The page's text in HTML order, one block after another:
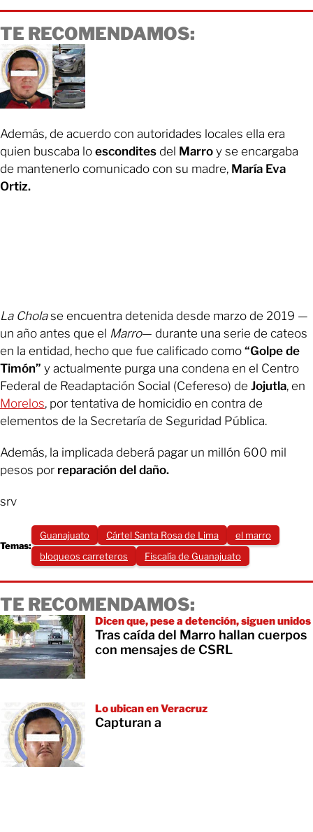
TE RECOMENDAMOS:
Además, de acuerdo con autoridades locales ella era
quien buscaba lo escondites del Marro y se encargaba
de mantenerlo comunicado con su madre, María Eva
Ortiz.
La Cholase encuentra detenida desde marzo de 2019 —
un año antes que el Marro— durante una serie de cateos
en la entidad, hecho que fue calificado como “Golpe de
Timón” y actualmente purga una condena en el Centro
Federal de Readaptación Social (Cefereso) de Jojutla, en
Morelos, por tentativa de homicidio en contra de
elementos de la Secretaría de Seguridad Pública.
Además, la implicada deberá pagar un millón 600 mil
pesos por reparación del daño.
srv
Temas:
Guanajuato Cártel Santa Rosa de Lima
el marro
bloqueos carreteros
Fiscalía de Guanajuato
TE RECOMENDAMOS:
Dicen que, pese a detención, siguen unidos
Tras caída del Marro hallan cuerpos
con mensajes de CSRL
Lo ubican en Veracruz
Capturan a